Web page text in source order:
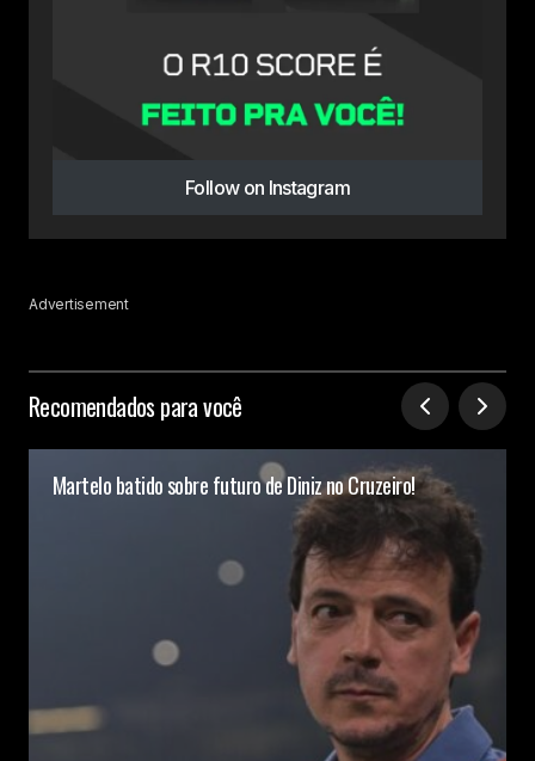
Follow on Instagram
Advertisement
Recomendados para você
Martelo batido sobre futuro de Diniz no Cruzeiro!